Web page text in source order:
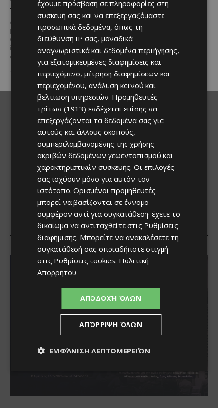
προς το μέλλον
Λίγες αυτοκινητοβιομηχανίες
μπορούν να ισχυριστούν ότι το
όνομά τους έγινε συνώνυμο της
ίδιας της ιστορίας του
αυτοκινήτου. Η...
πεποίθηση ότι ο τουρισμός
αποτελεί μία από τις
σημαντικότερες βιομηχανίες της
Κύπρου και διαχρονικά...
έχουμε πρόσβαση σε πληροφορίες στη
συσκευή σας και να επεξεργαζόμαστε
προσωπικά δεδομένα, όπως τη
διεύθυνση IP σας, μοναδικά
αναγνωριστικά και δεδομένα περιήγησης,
για εξατομικευμένες διαφημίσεις και
περιεχόμενο, μέτρηση διαφημίσεων και
περιεχομένου, ανάλυση κοινού και
βελτίωση υπηρεσιών. Προμηθευτές
τρίτων (1913) ενδέχεται επίσης να
επεξεργάζονται τα δεδομένα σας για
αυτούς και άλλους σκοπούς,
συμπεριλαμβανομένης της χρήσης
ακριβών δεδομένων γεωεντοπισμού και
χαρακτηριστικών συσκευής. Οι επιλογές
σας ισχύουν μόνο για αυτόν τον
ιστότοπο. Ορισμένοι προμηθευτές
μπορεί να βασίζονται σε έννομο
συμφέρον αντί για συγκατάθεση· έχετε το
δικαίωμα να αντιταχθείτε στις Ρυθμίσεις
διαφήμισης. Μπορείτε να ανακαλέσετε τη
συγκατάθεσή σας οποιαδήποτε στιγμή
στις Ρυθμίσεις cookies. Πολιτική
Απορρήτου
ΑΠΟΔΟΧΉ ΌΛΩΝ
ΑΠΌΡΡΙΨΗ ΌΛΩΝ
ΕΜΦΆΝΙΣΗ ΛΕΠΤΟΜΕΡΕΙΏΝ